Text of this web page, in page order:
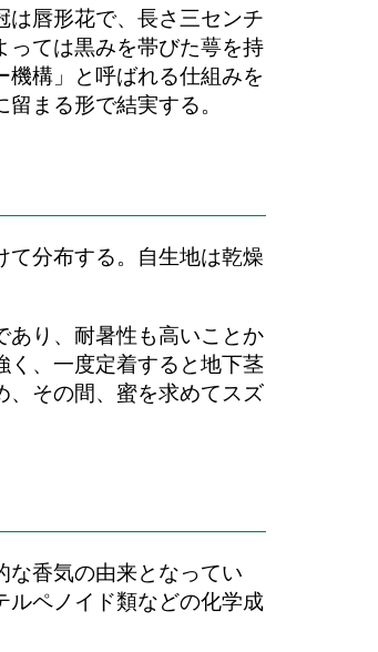
は唇形花で、長さ三センチ
っては黒みを帯びた萼を持
構」と呼ばれる仕組みを
まる形で結実する。
て分布する。自生地は乾燥
あり、耐暑性も高いことか
く、一度定着すると地下茎
、その間、蜜を求めてスズ
な香気の由来となってい
ルペノイド類などの化学成